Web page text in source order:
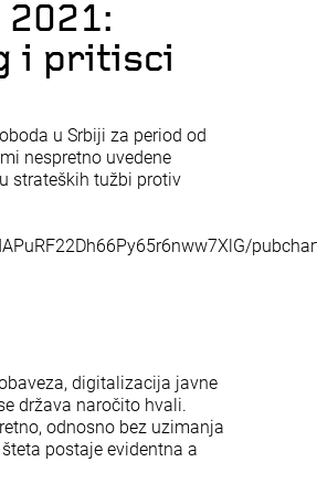
i pritisci
u Srbiji za period od
nespretno uvedene
strateških tužbi protiv
digitalizacija javne
država naročito hvali.
odnosno bez uzimanja
postaje evidentna a